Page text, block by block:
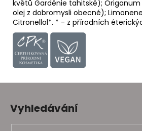
květů Gardénie tahitské);
olej z dobromysli obecné);
Citronellol*. * - z přírodních
Z
Vyhledávání